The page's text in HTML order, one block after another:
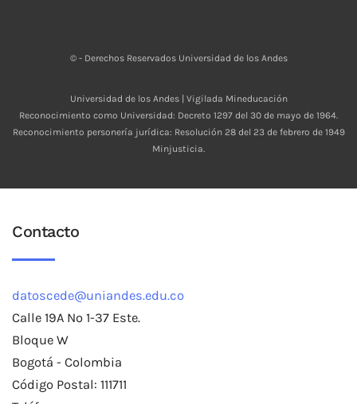
© - Derechos Reservados Universidad de los Andes
Universidad de los Andes | Vigilada Mineducación
Reconocimiento como Universidad: Decreto 1297 del 30 de mayo de 1964.
Reconocimiento personería jurídica: Resolución 28 del 23 de febrero de 1949
Minjusticia.
Contacto
datoscede@uniandes.edu.co
Calle 19A No 1-37 Este.
Bloque W
Bogotá - Colombia
Código Postal: 111711